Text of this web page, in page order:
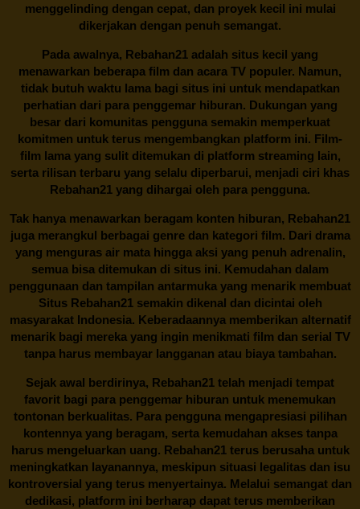
menggelinding dengan cepat, dan proyek kecil ini mulai
dikerjakan dengan penuh semangat.
Pada awalnya, Rebahan21 adalah situs kecil yang
menawarkan beberapa film dan acara TV populer. Namun,
tidak butuh waktu lama bagi situs ini untuk mendapatkan
perhatian dari para penggemar hiburan. Dukungan yang
besar dari komunitas pengguna semakin memperkuat
komitmen untuk terus mengembangkan platform ini. Film-
film lama yang sulit ditemukan di platform streaming lain,
serta rilisan terbaru yang selalu diperbarui, menjadi ciri khas
Rebahan21 yang dihargai oleh para pengguna.
Tak hanya menawarkan beragam konten hiburan, Rebahan21
juga merangkul berbagai genre dan kategori film. Dari drama
yang menguras air mata hingga aksi yang penuh adrenalin,
semua bisa ditemukan di situs ini. Kemudahan dalam
penggunaan dan tampilan antarmuka yang menarik membuat
Situs Rebahan21semakin dikenal dan dicintai oleh
masyarakat Indonesia. Keberadaannya memberikan alternatif
menarik bagi mereka yang ingin menikmati film dan serial TV
tanpa harus membayar langganan atau biaya tambahan.
Sejak awal berdirinya, Rebahan21 telah menjadi tempat
favorit bagi para penggemar hiburan untuk menemukan
tontonan berkualitas. Para pengguna mengapresiasi pilihan
kontennya yang beragam, serta kemudahan akses tanpa
harus mengeluarkan uang. Rebahan21terus berusaha untuk
meningkatkan layanannya, meskipun situasi legalitas dan isu
kontroversial yang terus menyertainya. Melalui semangat dan
dedikasi, platform ini berharap dapat terus memberikan